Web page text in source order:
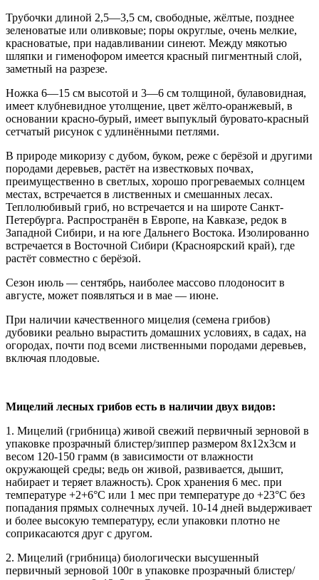
Трубочки длиной 2,5—3,5 см, свободные, жёлтые, позднее
зеленоватые или оливковые; поры округлые, очень мелкие,
красноватые, при надавливании синеют. Между мякотью
шляпки и гименофором имеется красный пигментный слой,
заметный на разрезе.
Ножка 6—15 см высотой и 3—6 см толщиной, булавовидная,
имеет клубневидное утолщение, цвет жёлто-оранжевый, в
основании красно-бурый, имеет выпуклый буровато-красный
сетчатый рисунок с удлинёнными петлями.
В природе микоризу с дубом, буком, реже с берёзой и другими
породами деревьев, растёт на известковых почвах,
преимущественно в светлых, хорошо прогреваемых солнцем
местах, встречается в лиственных и смешанных лесах.
Теплолюбивый гриб, но встречается и на широте Санкт-
Петербурга. Распространён в Европе, на Кавказе, редок в
Западной Сибири, и на юге Дальнего Востока. Изолированно
встречается в Восточной Сибири (Красноярский край), где
растёт совместно с берёзой.
Сезон июль — сентябрь, наиболее массово плодоносит в
августе, может появляться и в мае — июне.
При наличии качественного мицелия (семена грибов)
дубовики реально вырастить домашних условиях, в садах, на
огородах, почти под всеми лиственными породами деревьев,
включая плодовые.
Мицелий лесных грибов есть в наличии двух видов:
1. Мицелий (грибница) живой свежий первичный зерновой в
упаковке прозрачный блистер/зиппер размером 8х12х3см и
весом 120-150 грамм (в зависимости от влажности
окружающей среды; ведь он живой, развивается, дышит,
набирает и теряет влажность). Срок хранения 6 мес. при
температуре +2+6°С или 1 мес при температуре до +23°С без
попадания прямых солнечных лучей. 10-14 дней выдерживает
и более высокую температуру, если упаковки плотно не
соприкасаются друг с другом.
2. Мицелий (грибница) биологически высушенный
первичный зерновой 100г в упаковке прозрачный блистер/